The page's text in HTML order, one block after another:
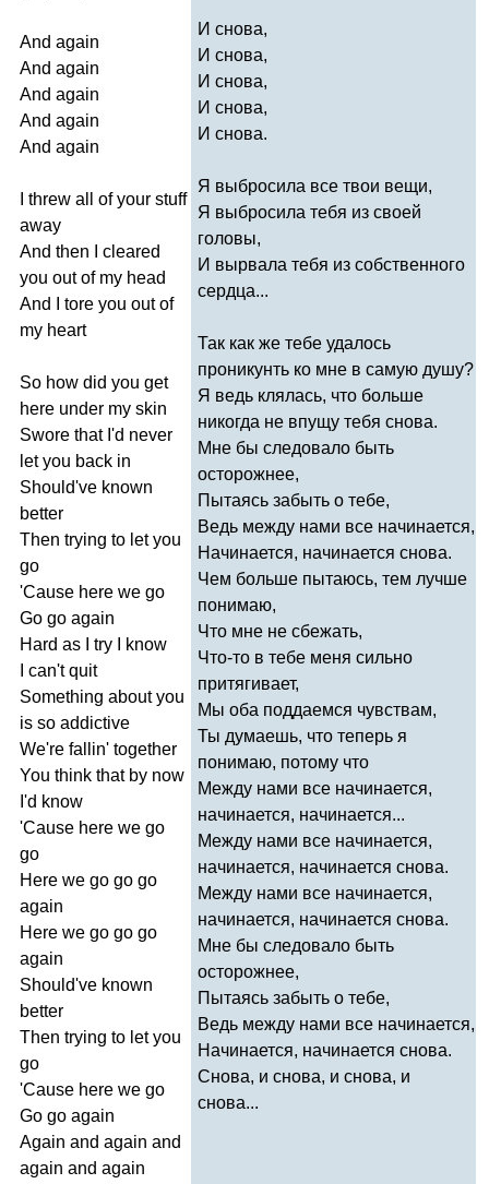
And again
And again
And again
And again
And again
threw all of your stuff
away
And then
cleared
you out of my head
And
tore you out of
my heart
So how did you get
here under my skin
Swore that I'd never
let you back in
Should've known
better
Then trying to let you
go
'Cause here we go
Go go again
Hard as try
know
can't quit
Something about you
is so addictive
We're fallin' together
You think that by now
I'd know
'Cause here we go
go
Here we go go go
again
Here we go go go
again
Should've known
better
Then trying to let you
go
'Cause here we go
Go go again
Again and again and
again and again
И снова,
И снова,
И снова,
И снова,
И снова.
Я выбросила все твои вещи,
Я выбросила тебя из своей
головы,
И вырвала тебя из собственного
сердца...
Так как же тебе удалось
проникунть ко мне в самую душу?
Я ведь клялась, что больше
никогда не впущу тебя снова.
Мне бы следовало быть
осторожнее,
Пытаясь забыть о тебе,
Ведь между нами все начинается,
Начинается, начинается снова.
Чем больше пытаюсь, тем лучше
понимаю,
Что мне не сбежать,
Что-то в тебе меня сильно
притягивает,
Мы оба поддаемся чувствам,
Ты думаешь, что теперь я
понимаю, потому что
Между нами все начинается,
начинается, начинается...
Между нами все начинается,
начинается, начинается снова.
Между нами все начинается,
начинается, начинается снова.
Мне бы следовало быть
осторожнее,
Пытаясь забыть о тебе,
Ведь между нами все начинается,
Начинается, начинается снова.
Снова, и снова, и снова, и
снова...